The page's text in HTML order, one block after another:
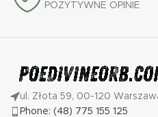
POZYTYWNE OPINIE
ul. Złota 59, 00-120
Phone: (48) 775 155 125